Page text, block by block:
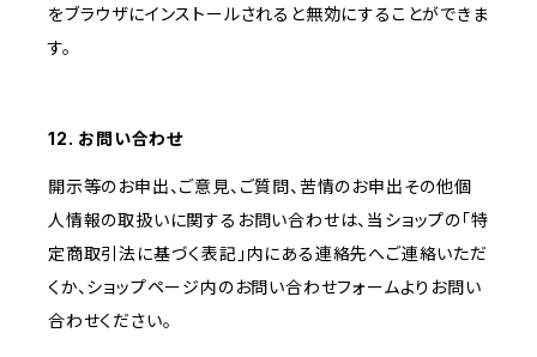
をブラウザにインストールされると無効にすることができま
す。
12. お問い合わせ
開示等のお申出、ご意見、ご質問、苦情のお申出その他個
人情報の取扱いに関するお問い合わせは、当ショップの「特
定商取引法に基づく表記」内にある連絡先へご連絡いただ
くか、ショップページ内のお問い合わせフォームよりお問い
合わせください。